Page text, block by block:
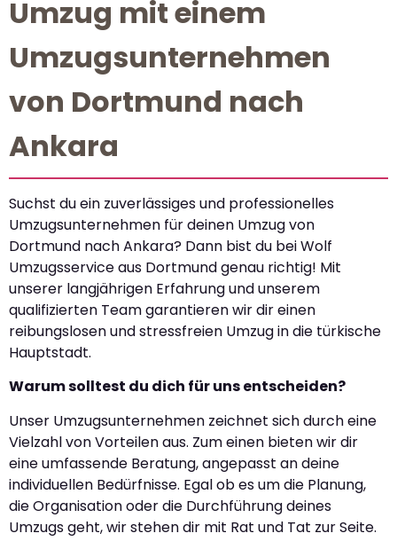
Umzug mit einem
Umzugsunternehmen
von Dortmund nach
Ankara
Suchst du ein zuverlässiges und professionelles
Umzugsunternehmen für deinen Umzug von
Dortmund nach Ankara? Dann bist du bei Wolf
Umzugsservice aus Dortmund genau richtig! Mit
unserer langjährigen Erfahrung und unserem
qualifizierten Team garantieren wir dir einen
reibungslosen und stressfreien Umzug in die türkische
Hauptstadt.
Warum solltest du dich für uns entscheiden?
Unser Umzugsunternehmen zeichnet sich durch eine
Vielzahl von Vorteilen aus. Zum einen bieten wir dir
eine umfassende Beratung, angepasst an deine
individuellen Bedürfnisse. Egal ob es um die Planung,
die Organisation oder die Durchführung deines
Umzugs geht, wir stehen dir mit Rat und Tat zur Seite.